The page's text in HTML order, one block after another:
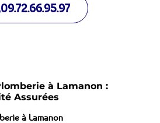
09.72.66.95.97
à Lamanon :
Assurées
à Lamanon